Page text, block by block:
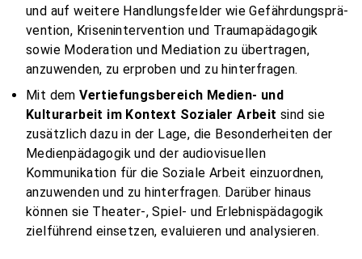
und auf weitere Handlungsfelder wie Gefährdungsprä-
vention, Krisenintervention und Traumapädagogik
sowie Moderation und Mediation zu übertragen,
anzuwenden, zu erproben und zu hinterfragen.
Mit demVertiefungsbereich Medien- und
Kulturarbeit im Kontext Sozialer Arbeit sind sie
zusätzlich dazu in der Lage, die Besonderheiten der
Medienpädagogik und der audiovisuellen
Kommunikation für die Soziale Arbeit einzuordnen,
anzuwenden und zu hinterfragen. Darüber hinaus
können sie Theater-, Spiel- und Erlebnispädagogik
zielführend einsetzen, evaluieren und analysieren.